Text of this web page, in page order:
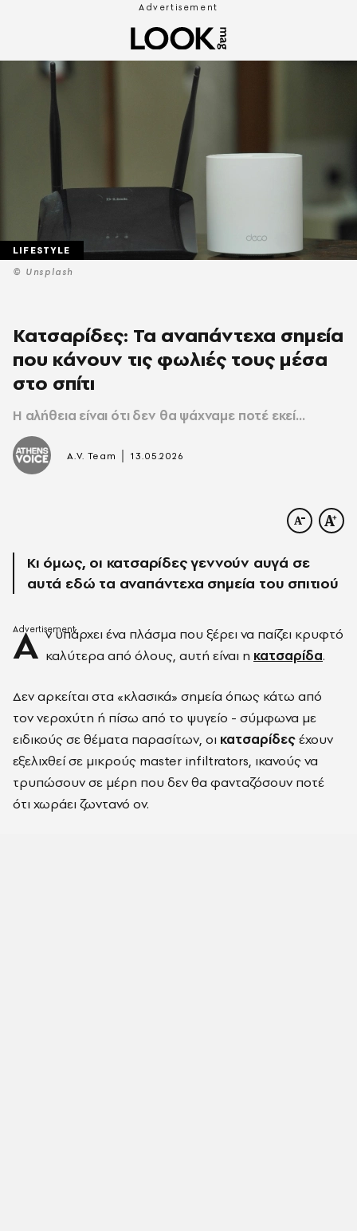
© Unsplash
LIFESTYLE
Κατσαρίδες: Τα αναπάντεχα σημεία
που κάνουν τις φωλιές τους μέσα
στο σπίτι
Η αλήθεια είναι ότι δεν θα ψάχναμε ποτέ εκεί...
A.V. Team 13.05.2026
Κι όμως, οι κατσαρίδες γεννούν αυγά σε
αυτά εδώ τα αναπάντεχα σημεία του σπιτιού
Α ν υπάρχει ένα πλάσμα που ξέρει να παίζει κρυφτό
καλύτερα από όλους, αυτή είναι η κατσαρίδα.
Δεν αρκείται στα «κλασικά» σημεία όπως κάτω από
τον νεροχύτη ή πίσω από το ψυγείο - σύμφωνα με
ειδικούς σε θέματα παρασίτων, οι κατσαρίδεςέχουν
εξελιχθεί σε μικρούς master infiltrators, ικανούς να
τρυπώσουν σε μέρη που δεν θα φανταζόσουν ποτέ
ότι χωράει ζωντανό ον.